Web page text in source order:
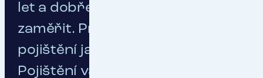
let a dobře víme, na co se
zaměřit. Přesto nečekejte
pojištění jako přes kopírák.
Pojištění vám připravíme na